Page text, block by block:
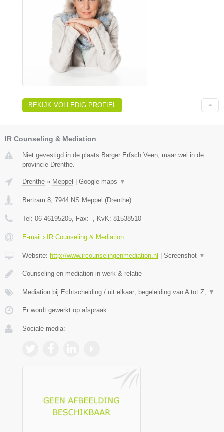
BEKIJK VOLLEDIG PROFIEL
IR Counseling & Mediation
Niet gevestigd in de plaats Barger Erfsch Veen, maar wel in de
provincie Drenthe.
Drenthe » Meppel Google maps ▼
Bertram 8 7944 NS Meppel (Drenthe)
Tel: 06-46195205 , Fax: - , KvK: 81538510
E-mail › IR Counseling & Mediation
Website: http://www.ircounselingenmediation.nl Screenshot ▼
Counseling en mediation in werk & relatie
Mediation bij Echtscheiding / uit elkaar; begeleiding van A tot Z, ▼
Er wordt gewerkt op afspraak.
Sociale media: